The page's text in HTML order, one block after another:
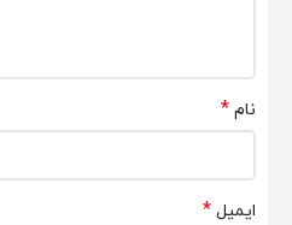
نام *
ایمیل *